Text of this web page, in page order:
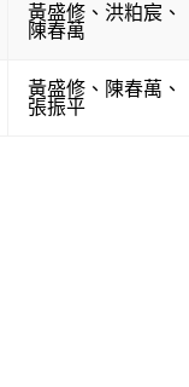
黃盛修 、 洪粕宸 、
陳春萬
黃盛修 、 陳春萬 、
張振平